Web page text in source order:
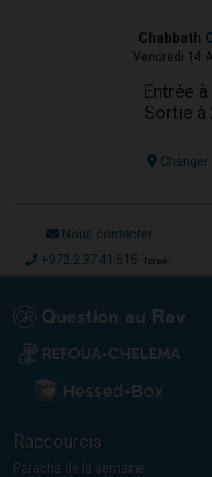
Chabbath
Vendredi 14
Entrée à
Sortie à
Changer
Nous contacter
+972.2.37.41.515 Israël
Raccourcis
Paracha de la semaine